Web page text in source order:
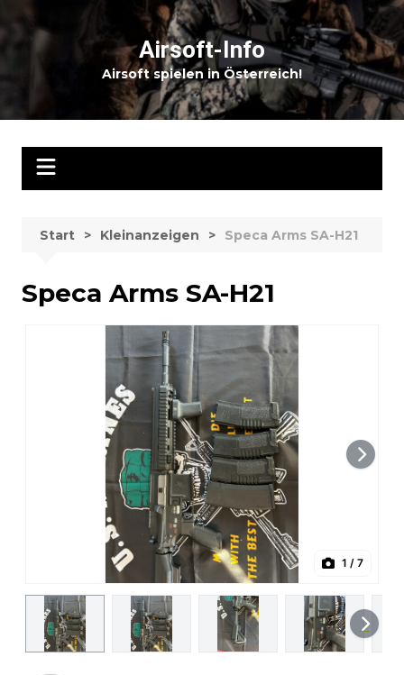
Inhalt
springen
Airsoft-Info
Airsoft spielen in Österreich!
Start Kleinanzeigen Speca Arms SA-H21
Speca Arms SA-H21
1 / 7